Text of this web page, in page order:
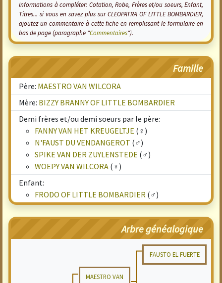
Informations à compléter: Cotation, Robe, Frères et/ou soeurs, Enfant,
Titres... si vous en savez plus sur CLEOPATRA OF LITTLE BOMBARDIER,
ajoutez un commentaire à cette fiche en remplissant le formulaire en
bas de page (paragraphe "Commentaires").
Famille
Père: MAESTRO VAN WILCORA
Mère: BIZZY BRANNY OF LITTLE BOMBARDIER
Demi frères et/ou demi soeurs par le père:
FANNY VAN HET KREUGELTJE (♀)
N'FAUST DU VENDANGEROT (♂)
SPIKE VAN DER ZUYLENSTEDE (♂)
WOEPY VAN WILCORA (♀)
Enfant:
FRODO OF LITTLE BOMBARDIER (♂)
Arbre généalogique
FAUSTO EL FUERTE
MAESTRO VAN